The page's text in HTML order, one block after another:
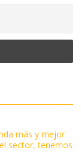
más y mejor
sector, tenemos